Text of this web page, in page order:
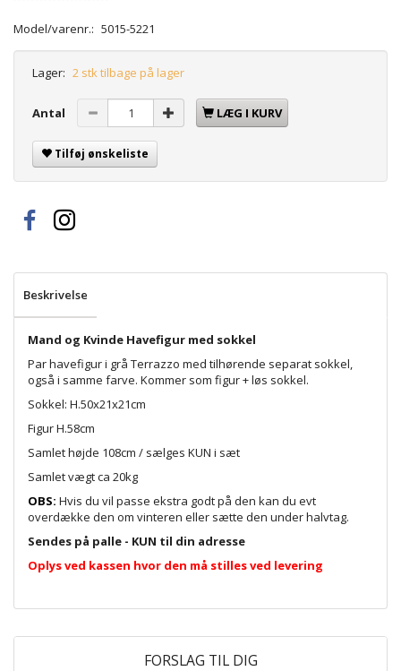
Model/varenr.: 5015-5221
Lager: 2 stk tilbage på lager
Antal LÆG I KURV
Tilføj ønskeliste
Beskrivelse
Mand og Kvinde Havefigur med sokkel
Par havefigur i grå Terrazzo med tilhørende separat sokkel,
også i samme farve. Kommer som figur + løs sokkel.
Sokkel: H.50x21x21cm
Figur H.58cm
Samlet højde 108cm / sælges KUN i sæt
Samlet vægt ca 20kg
OBS: Hvis du vil passe ekstra godt på den kan du evt
overdække den om vinteren eller sætte den under halvtag.
Sendes på palle - KUN til din adresse
Oplys ved kassen hvor den må stilles ved levering
FORSLAG TIL DIG